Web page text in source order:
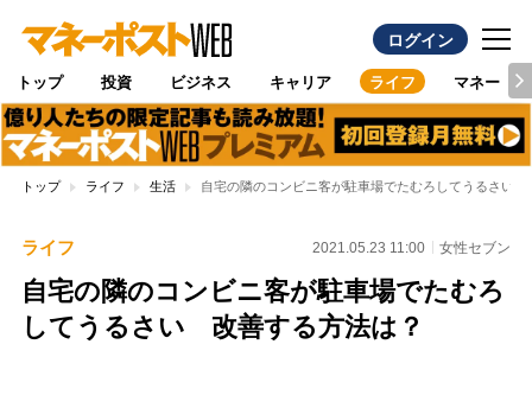
ログイン
トップ 投資 ビジネス キャリア ライフ マネー
トップ ライフ 生活 自宅の隣のコンビニ客が駐車場でたむろしてうるさい
ライフ 2021.05.23 11:00 女性セブン
自宅の隣のコンビニ客が駐車場でたむろ
してうるさい 改善する方法は？